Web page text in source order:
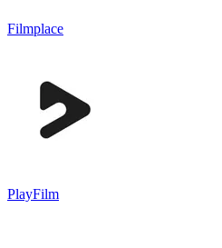
Filmplace
PlayFilm